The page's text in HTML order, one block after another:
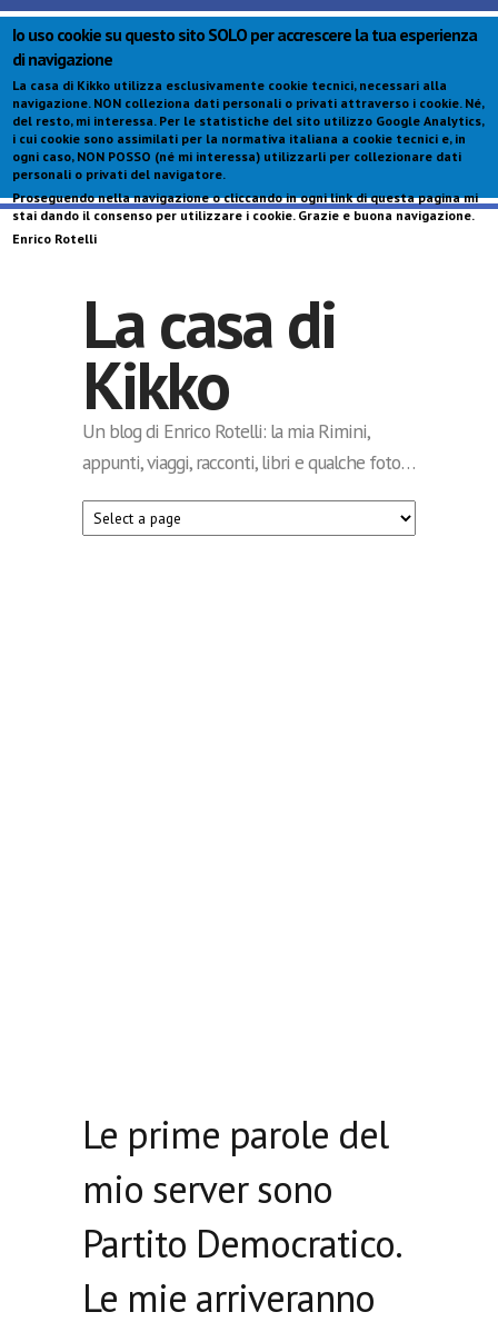
Io uso cookie su questo sito SOLO per accrescere la tua esperienza
di navigazione
La casa di Kikko utilizza esclusivamente cookie tecnici, necessari alla
navigazione. NON colleziona dati personali o privati attraverso i cookie. Né,
del resto, mi interessa. Per le statistiche del sito utilizzo Google Analytics,
i cui cookie sono assimilati per la normativa italiana a cookie tecnici e, in
ogni caso, NON POSSO (né mi interessa) utilizzarli per collezionare dati
personali o privati del navigatore.
Proseguendo nella navigazione o cliccando in ogni link di questa pagina mi
stai dando il consenso per utilizzare i cookie. Grazie e buona navigazione.
Enrico Rotelli
La casa di
Kikko
Un blog di Enrico Rotelli: la mia Rimini,
appunti, viaggi, racconti, libri e qualche foto…
Le prime parole del
mio server sono
Partito Democratico.
Le mie arriveranno